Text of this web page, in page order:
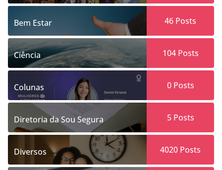
Bem Estar 46 Posts
Ciência 104Posts
Colunas 0Posts
Diretoria da Sou Segura 5Posts
Diversos 4020 Posts